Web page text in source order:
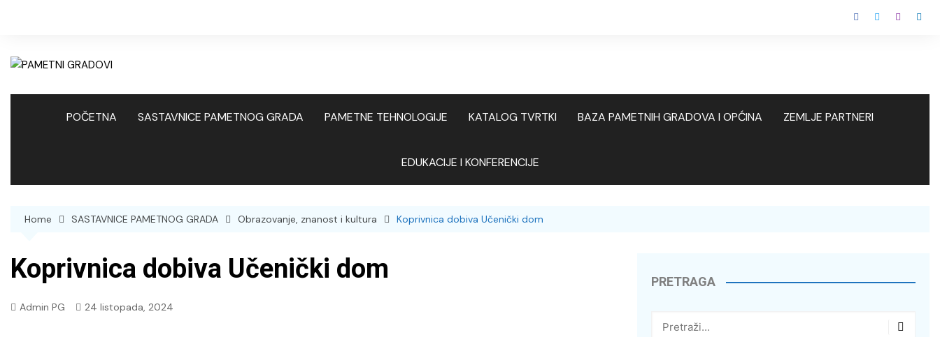
POČETNA SASTAVNICE PAMETNOG GRADA
Građevinarstvo, urbanizam i
Komunalno gospodarstvo,
poljoprivreda i zaštita okoliša
PAMETNE TEHNOLOGIJE
Pametna rješenja i tehnologije
KATALOG TVRTKI
Eccos inženjering
BAZA PAMETNIH GRADOVA I OPĆINA ZEMLJE PARTNERI
EDUKACIJE I KONFERENCIJE
Home SASTAVNICE PAMETNOG GRADA Obrazovanje, znanost i kultura Koprivnica dobiva Učenički dom
Koprivnica dobiva Učenički dom
Admin PG 24 listopada, 2024
PRETRAGA